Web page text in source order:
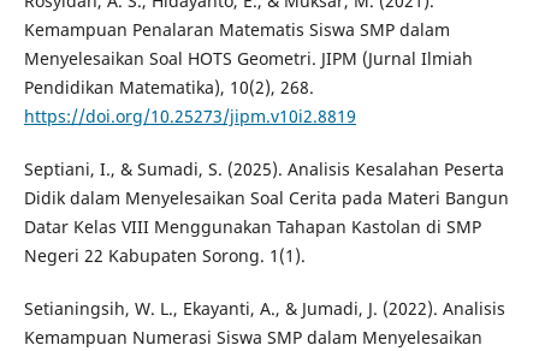
Kemampuan Penalaran Matematis Siswa SMP dalam
Menyelesaikan Soal HOTS Geometri. JIPM (Jurnal Ilmiah
Pendidikan Matematika), 10(2), 268.
https://doi.org/10.25273/jipm.v10i2.8819
Septiani, I., & Sumadi, S. (2025). Analisis Kesalahan Peserta
Didik dalam Menyelesaikan Soal Cerita pada Materi Bangun
Datar Kelas VIII Menggunakan Tahapan Kastolan di SMP
Negeri 22 Kabupaten Sorong. 1(1).
Setianingsih, W. L., Ekayanti, A., & Jumadi, J. (2022). Analisis
Kemampuan Numerasi Siswa SMP dalam Menyelesaikan